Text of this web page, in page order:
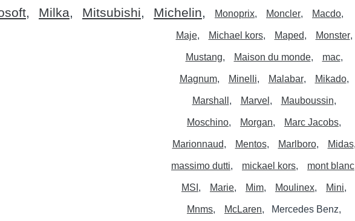
Milka Mitsubishi Michelin Monoprix Moncler Macdo
Maje Michael kors Maped Monster
Mustang Maison du monde mac
Magnum Minelli Malabar Mikado
Marshall Marvel Mauboussin
Moschino Morgan Marc Jacobs
Marionnaud Mentos Marlboro Midas
massimo dutti mickael kors mont blanc
MSI Marie Mim Moulinex Mini
Mnms McLaren Mercedes Benz